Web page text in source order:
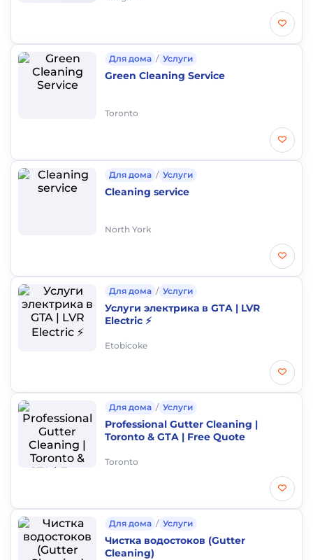
Для дома / Услуги
Green Cleaning Service
Toronto
Для дома / Услуги
Cleaning service
North York
Для дома / Услуги
Услуги электрика в GTA | LVR
Electric ⚡
Etobicoke
Для дома / Услуги
Professional Gutter Cleaning |
Toronto & GTA | Free Quote
Toronto
Для дома / Услуги
Чистка водостоков (Gutter
Cleaning)